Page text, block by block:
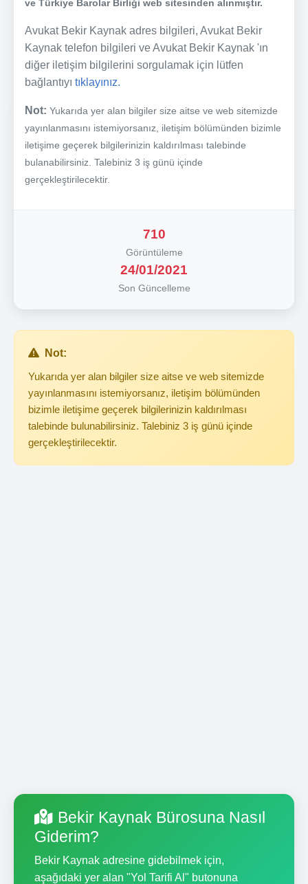
ve Türkiye Barolar Birliği web sitesinden alınmıştır.
Avukat Bekir Kaynak adres bilgileri, Avukat Bekir
Kaynak telefon bilgileri ve Avukat Bekir Kaynak 'ın
diğer iletişim bilgilerini sorgulamak için lütfen
bağlantıyı tıklayınız.
Not: Yukarıda yer alan bilgiler size aitse ve web sitemizde
yayınlanmasını istemiyorsanız, iletişim bölümünden bizimle
iletişime geçerek bilgilerinizin kaldırılması talebinde
bulanabilirsiniz. Talebiniz 3 iş günü içinde
gerçekleştirilecektir.
710
Görüntüleme
24/01/2021
Son Güncelleme
Not:
Yukarıda yer alan bilgiler size aitse ve web sitemizde
yayınlanmasını istemiyorsanız, iletişim bölümünden
bizimle iletişime geçerek bilgilerinizin kaldırılması
talebinde bulunabilirsiniz. Talebiniz 3 iş günü içinde
gerçekleştirilecektir.
Bekir Kaynak Bürosuna Nasıl
Giderim?
Bekir Kaynak adresine gidebilmek için,
aşağıdaki yer alan "Yol Tarifi Al" butonuna